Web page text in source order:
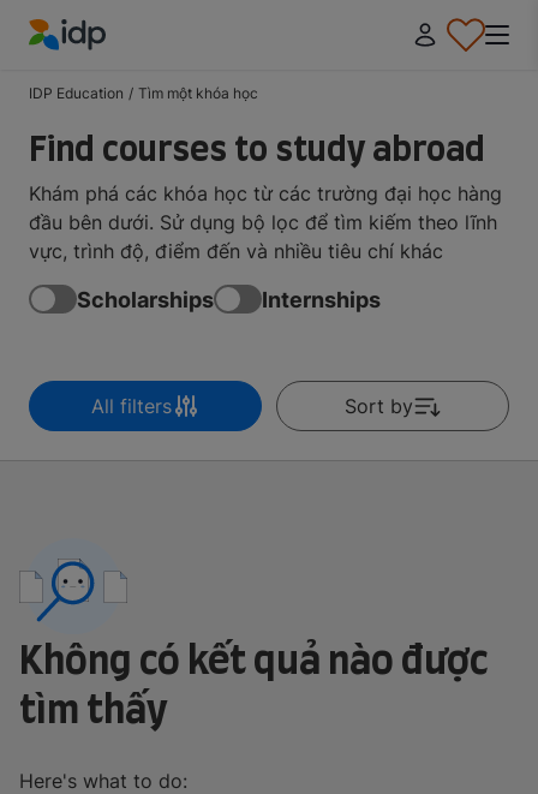
IDP Education / Tìm một khóa học
Find courses to study abroad
Khám phá các khóa học từ các trường đại học hàng
đầu bên dưới. Sử dụng bộ lọc để tìm kiếm theo lĩnh
vực, trình độ, điểm đến và nhiều tiêu chí khác
Scholarships Internships
All filters Sort by
Không có kết quả nào được
tìm thấy
Here's what to do: